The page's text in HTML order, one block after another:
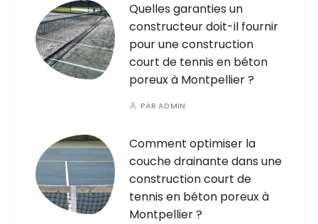
Quelles garanties un
constructeur doit-il fournir
pour une construction
court de tennis en béton
poreux à Montpellier ?
PARADMIN
Comment optimiser la
couche drainante dans une
construction court de
tennis en béton poreux à
Montpellier ?